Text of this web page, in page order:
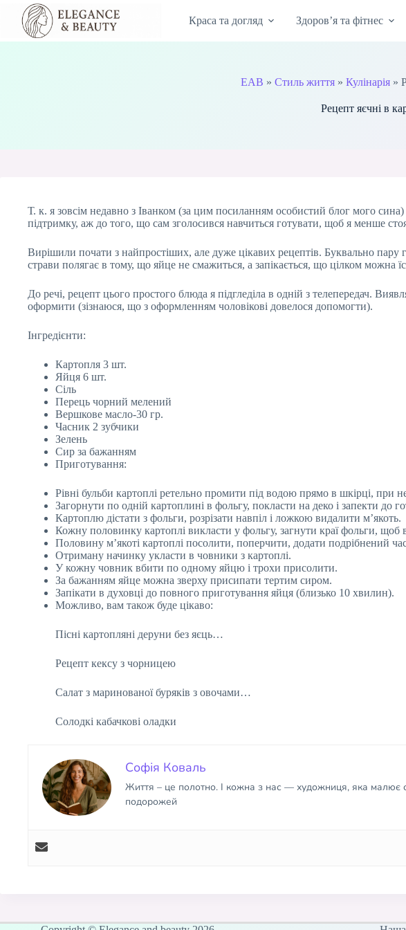
Перейти
вмісту
Краса та догляд Здоров’я та фітнес
EAB » Стиль життя» Кулінарія»
Рецепт яєчні в
Т. к. я зовсім недавно з Іванком (за цим посиланням особистий блог мого
підтримку, аж до того, що сам зголосився навчиться готувати, щоб я менше
Вирішили почати з найпростіших, але дуже цікавих рецептів. Буквально
страви полягає в тому, що яйце не смажиться, а запікається, що цілком можна
До речі, рецепт цього простого блюда я підгледіла в одній з телепередач.
оформити (зізнаюся, що з оформленням чоловікові довелося допомогти).
Інгредієнти:
Картопля 3 шт.
Яйця 6 шт.
Сіль
Перець чорний мелений
Вершкове масло-30 гр.
Часник 2 зубчики
Зелень
Сир за бажанням
Приготування:
Рівні бульби картоплі ретельно промити під водою прямо в шкірці, при
Загорнути по одній картоплині в фольгу, покласти на деко і запекти до
Картоплю дістати з фольги, розрізати навпіл і ложкою видалити м’якоть.
Кожну половинку картоплі викласти у фольгу, загнути краї фольги,
Половину м’якоті картоплі посолити, поперчити, додати подрібнений
Отриману начинку укласти в човники з картоплі.
У кожну човник вбити по одному яйцю і трохи присолити.
За бажанням яйце можна зверху присипати тертим сиром.
Запікати в духовці до повного приготування яйця (близько 10 хвилин).
Можливо, вам також буде цікаво:
Пісні картопляні деруни без яєць…
Рецепт кексу з чорницею
Салат з маринованої буряків з овочами…
Солодкі кабачкові оладки
Софія Коваль
Життя – це полотно. І кожна з нас — художниця, яка малює
подорожей